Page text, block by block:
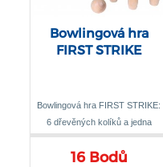
Bowlingová hra
FIRST STRIKE
Bowlingová hra FIRST STRIKE:
6 dřevěných kolíků a jedna
bowlingová koule v ekologickém
bavlněném sáčku
16 Bodů